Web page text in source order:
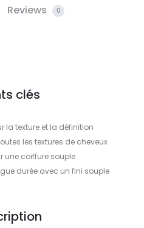
Reviews 0
clés
la texture et la définition
les textures de cheveux
une coiffure souple
durée avec un fini souple